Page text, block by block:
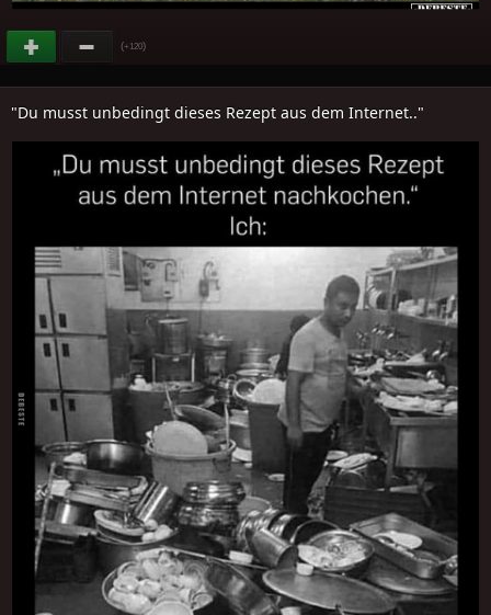
(+120)
"Du musst unbedingt dieses Rezept aus dem Internet.."